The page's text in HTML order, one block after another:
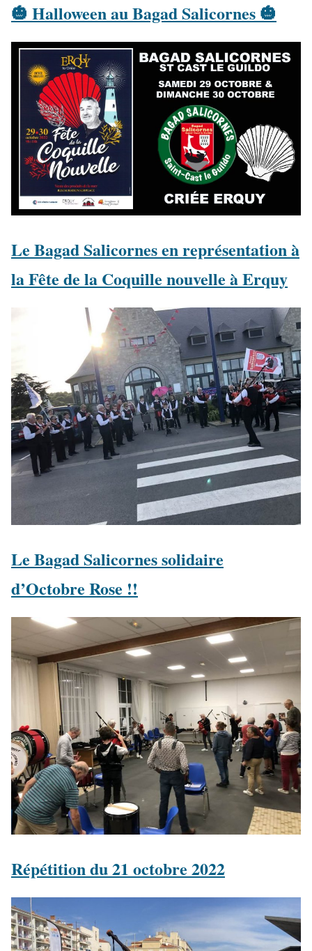
🎃 Halloween au Bagad Salicornes 🎃
Le Bagad Salicornes en représentation à
la Fête de la Coquille nouvelle à Erquy
Le Bagad Salicornes solidaire
d’Octobre Rose !!
Répétition du 21 octobre 2022